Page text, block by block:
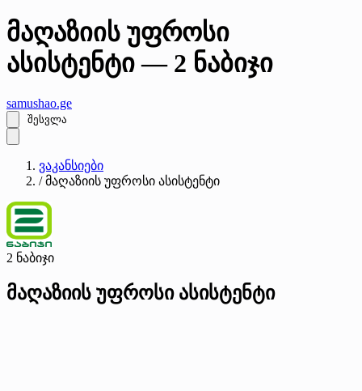
მაღაზიის უფროსი
ასისტენტი — 2 ნაბიჯი
samushao.ge
შესვლა
ვაკანსიები
/ მაღაზიის უფროსი ასისტენტი
2 ნაბიჯი
მაღაზიის უფროსი ასისტენტი